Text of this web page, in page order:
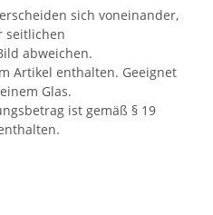
sich voneinander,
seitlichen
abweichen.
Artikel enthalten. Geeignet
Glas.
ist gemäß § 19